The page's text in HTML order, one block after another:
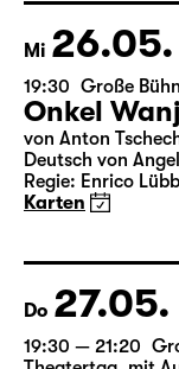
Wild & Salome
Karten
Mi 26.05.
19:30 Große
Onkel
Regie: Enrico
Karten